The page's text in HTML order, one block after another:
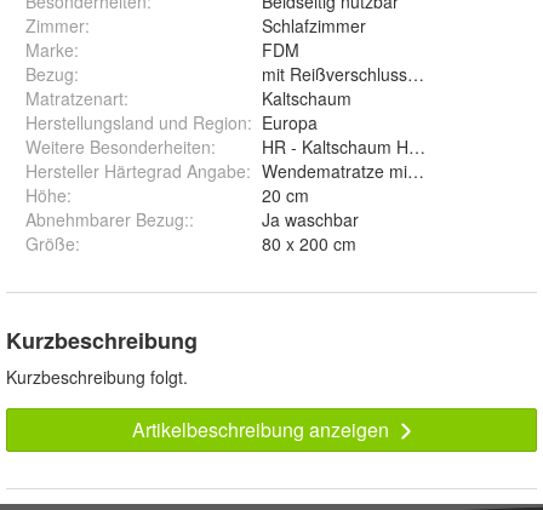
Zimmer:
Schlafzimmer
Marke:
FDM
Bezug:
mit Reißverschluss, abnehmbar
Matratzenart:
Kaltschaum
Herstellungsland und Region: Europa
Weitere Besonderheiten:
HR - Kaltschaum Hybrid FOAM
Hersteller Härtegrad Angabe: Wendematratze mit zwei
Höhe:
20 cm
Abnehmbarer Bezug::
Ja waschbar
Größe: 80 x 200 cm
Kurzbeschreibung
Kurzbeschreibung folgt.
Artikelbeschreibung anzeigen